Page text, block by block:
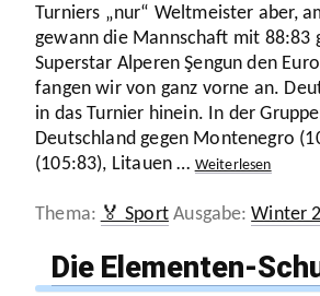
Turniers „nur“ Welt­meister aber,
gewann die Mann­schaft mit 88:83
Superstar Alperen Şengun den
fangen wir von ganz vorne an.
in das Turnier hinein. In der
Deutsch­land gegen Monte­negro (
(105:83), Litauen … Weiter­lesen
Kategorien
🏅 Sport Winter
Die Elementen-